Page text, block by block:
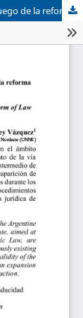
El control judicial en el orden federal argentino, luego de la reforma de Ley Bases 27.742